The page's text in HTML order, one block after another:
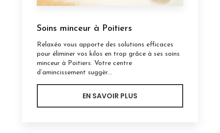
Soins minceur à Poitiers
Relaxéo vous apporte des solutions efficaces
pour éliminer vos kilos en trop grâce à ses soins
minceur à Poitiers. Votre centre
d’amincissement suggèr...
EN SAVOIR PLUS